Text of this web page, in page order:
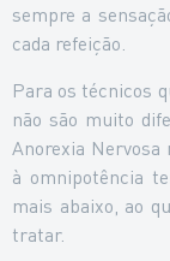
sempre a
cada refeição.
Para os técnicos
não são muito
Anorexia
à omnipotência
mais abaixo, ao
tratar.